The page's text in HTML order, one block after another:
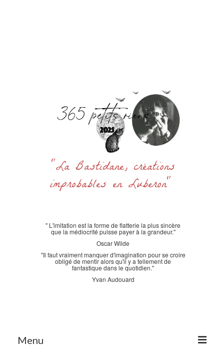
"La Bastidane, créations
improbables en Luberon"
" L'imitation est la forme de flatterie la plus sincère
que la médiocrité puisse payer à la grandeur."
Oscar Wilde
"Il faut vraiment manquer d'imagination pour se croire
obligé de mentir alors qu'il y a tellement de
fantastique dans le quotidien."
Yvan Audouard
Menu